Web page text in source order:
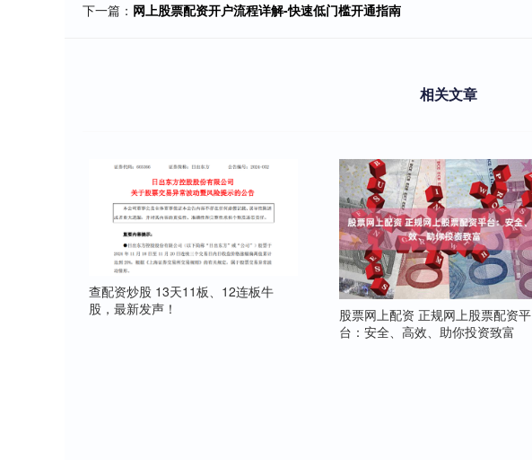
下一篇： 网上股票配资开户流程详解-快速低门槛开通指南
相关文章
查配资炒股 13天11板、12连板牛
股，最新发声！
股票网上配资 正规网上股票配资平
台：安全、高效、助你投资致富